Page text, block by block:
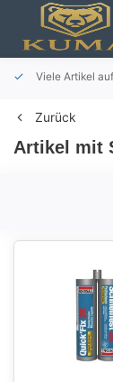
Viele Artikel
Zurück
Artikel mit